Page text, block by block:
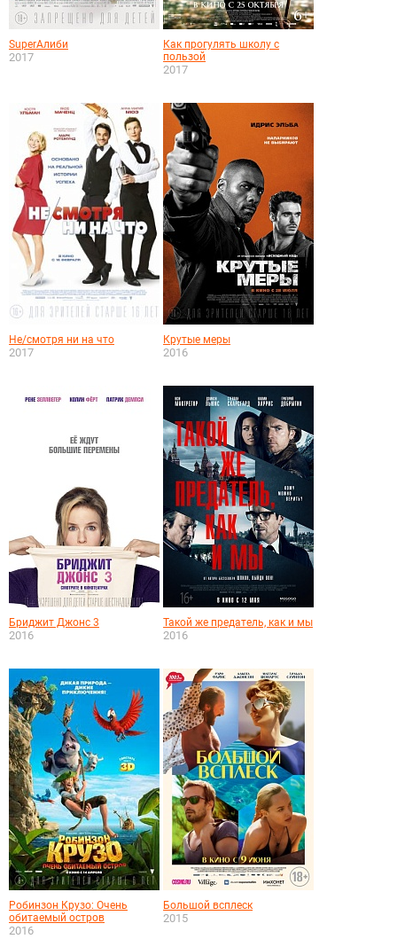
SuperАлиби
2017
Как прогулять школу с
пользой
2017
Не/смотря ни на что
2017
Крутые меры
2016
Бриджит Джонс 3
2016
Такой же предатель, как и мы
2016
Робинзон Крузо: Очень
обитаемый остров
2016
Большой всплеск
2015